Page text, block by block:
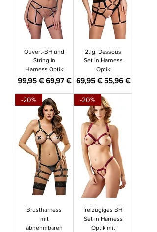
Ouvert-BH und
String in
Harness Optik
Standardpreis
99,95 € Sale-Preis
69,97 €
2tlg. Dessous
Set in Harness
Optik
Standardpreis
69,95 € Sale-Preis
55,96 €
-20%
Brustharness
mit
abnehmbaren
-20%
freizügiges BH
Set in Harness
Optik mit